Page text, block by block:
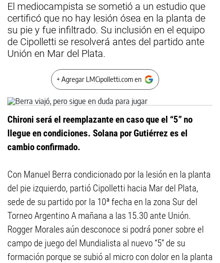
El mediocampista se sometió a un estudio que
certificó que no hay lesión ósea en la planta de
su pie y fue infiltrado. Su inclusión en el equipo
de Cipolletti se resolverá antes del partido ante
Unión en Mar del Plata.
+ Agregar LMCipolletti.com en
Chironi será el reemplazante en caso que el “5” no
llegue en condiciones. Solana por Gutiérrez es el
cambio confirmado.
Con Manuel Berra condicionado por la lesión en la planta
del pie izquierdo, partió Cipolletti hacia Mar del Plata,
sede de su partido por la 10ª fecha en la zona Sur del
Torneo Argentino A mañana a las 15.30 ante Unión.
Rogger Morales aún desconoce si podrá poner sobre el
campo de juego del Mundialista al nuevo “5” de su
formación porque se subió al micro con dolor en la planta